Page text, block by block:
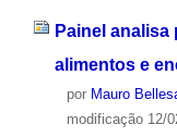
Painel
alimentos e
por Mauro
modificação12/